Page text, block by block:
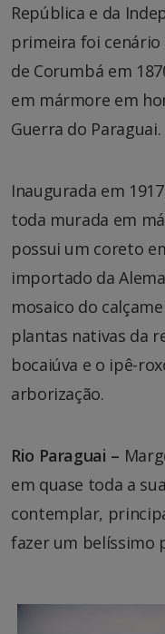
República e da
primeira foi
de Corumbá em
em mármore em
Guerra do Paraguai.
Inaugurada em
toda murada em
possui um coreto
importado da
mosaico do
plantas nativas da
bocaiúva e o ipê-
arborização.
Rio Paraguai –
em quase toda a
contemplar,
fazer um belíssimo